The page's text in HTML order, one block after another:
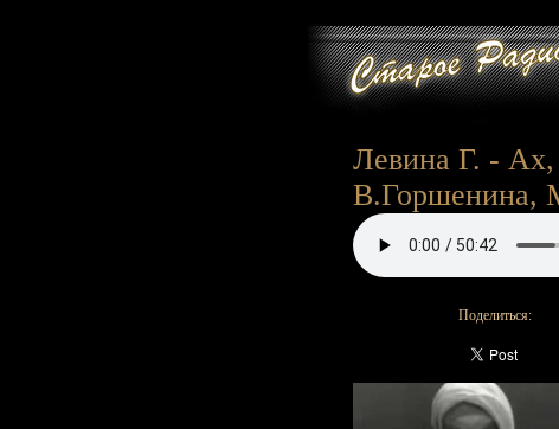
Левина Г. -
В.Горшенина,
Поделиться: